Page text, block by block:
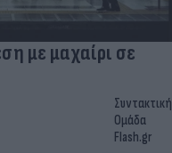
με μαχαίρι σε
Συντακτική
Ομάδα
Flash.gr